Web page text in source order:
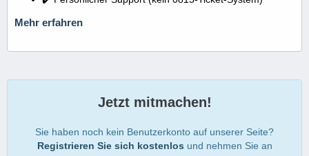
Mehr erfahren
Jetzt mitmachen!
Sie haben noch kein Benutzerkonto auf unserer Seite?
Registrieren Sie sich kostenlos und nehmen Sie an